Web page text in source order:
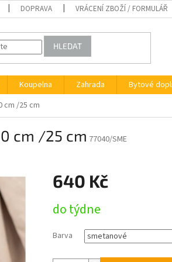
DOPRAVA VRÁCENÍ ZBOŽÍ / FORMULÁŘ
HLEDAT
Koupelna Zahrada Bytové
cm /25 cm
cm /25 cm 77040/SME
640 Kč
cena:
do týdne
Barva